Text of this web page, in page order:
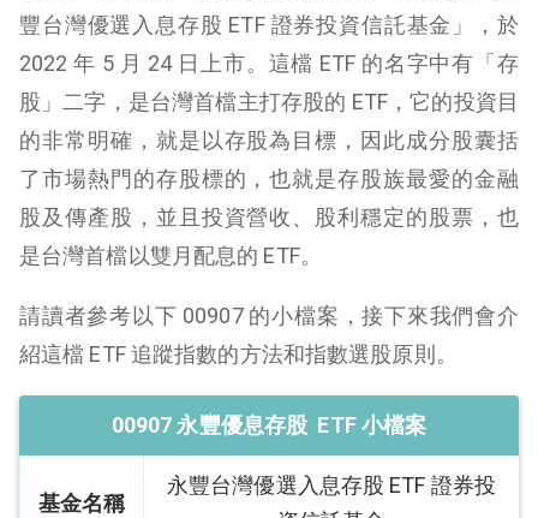
豐台灣優選入息存股 ETF 證券投資信託基金」，於
2022 年 5 月 24 日上市。這檔 ETF 的名字中有「存
股」二字，是台灣首檔主打存股的 ETF，它的投資目
的非常明確，就是以存股為目標，因此成分股囊括
了市場熱門的存股標的，也就是存股族最愛的金融
股及傳產股，並且投資營收、股利穩定的股票，也
是台灣首檔以雙月配息的 ETF。
請讀者參考以下 00907 的小檔案，接下來我們會介
紹這檔 ETF 追蹤指數的方法和指數選股原則。
00907 永豐優息存股 ETF 小檔案
基金名稱
永豐台灣優選入息存股 ETF 證券投